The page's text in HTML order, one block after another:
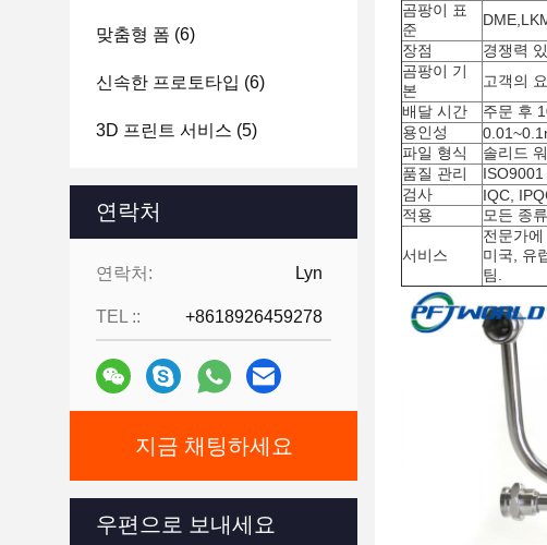
맞춤형 폼 (6)
신속한 프로토타입 (6)
3D 프린트 서비스 (5)
연락처
연락처: Lyn
TEL :: +8618926459278
지금 채팅하세요
우편으로 보내세요
곰팡이 표
준
장점
경쟁력
곰팡이 기
본
고객의
배달 시간
주문 후
용인성
파일 형식
솔리드
품질 관리
검사
IQC,
적용
모든 종
서비스
전문가
미국, 유
팀.